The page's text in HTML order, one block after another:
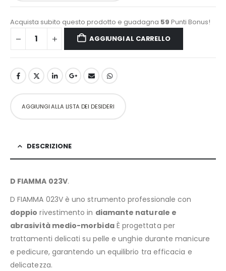
Acquista subito questo prodotto e guadagna 59 Punti Bonus!
AGGIUNGI AL CARRELLO
AGGIUNGI ALLA LISTA DEI DESIDERI
DESCRIZIONE
D FIAMMA 023V.
D FIAMMA 023V è uno strumento professionale con
doppio rivestimento in diamante naturale e
abrasività medio-morbidaÈ progettata per
trattamenti delicati su pelle e unghie durante manicure
e pedicure, garantendo un equilibrio tra efficacia e
delicatezza.